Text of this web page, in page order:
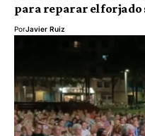
para reparar el
PorJavier Ruiz